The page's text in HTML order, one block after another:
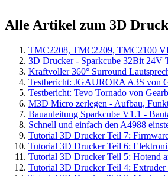
Alle Artikel zum 3D
TMC2208, TMC2209, TMC2100
3D Drucker - Sparkcube 32Bit 24V
Kraftvoller 360° Surround
Testbericht: JGAURORA A3S von
Testbericht: Tevo Tornado von
M3D Micro zerlegen - Aufbau,
Bauanleitung Sparkcube V1.1 -
Schnell und einfach den A4988
Tutorial 3D Drucker Teil 7:
Tutorial 3D Drucker Teil 6:
Tutorial 3D Drucker Teil 5: Hotend
Tutorial 3D Drucker Teil 4: Extruder